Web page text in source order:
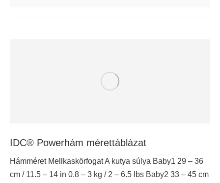
IDC® Powerhám mérettáblázat
Hámméret Mellkaskörfogat A kutya súlya Baby1 29 – 36
cm / 11.5 – 14 in 0.8 – 3 kg / 2 – 6.5 lbs Baby2 33 – 45 cm